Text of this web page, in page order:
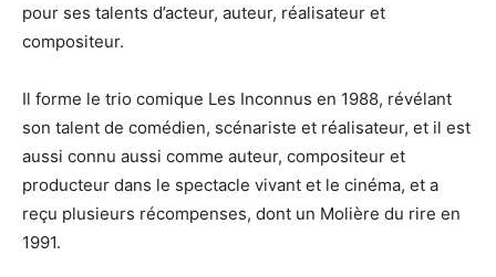
pour ses talents d’acteur, auteur, réalisateur et
compositeur.
Il forme le trio comique Les Inconnus en 1988, révélant
son talent de comédien, scénariste et réalisateur, et il est
aussi connu aussi comme auteur, compositeur et
producteur dans le spectacle vivant et le cinéma, et a
reçu plusieurs récompenses, dont un Molière du rire en
1991.